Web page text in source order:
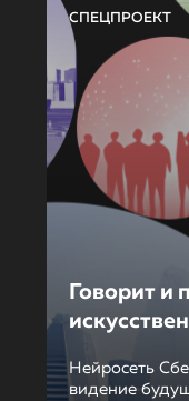
СПЕЦПРОЕКТ
Говорит и
Нейросеть
видение